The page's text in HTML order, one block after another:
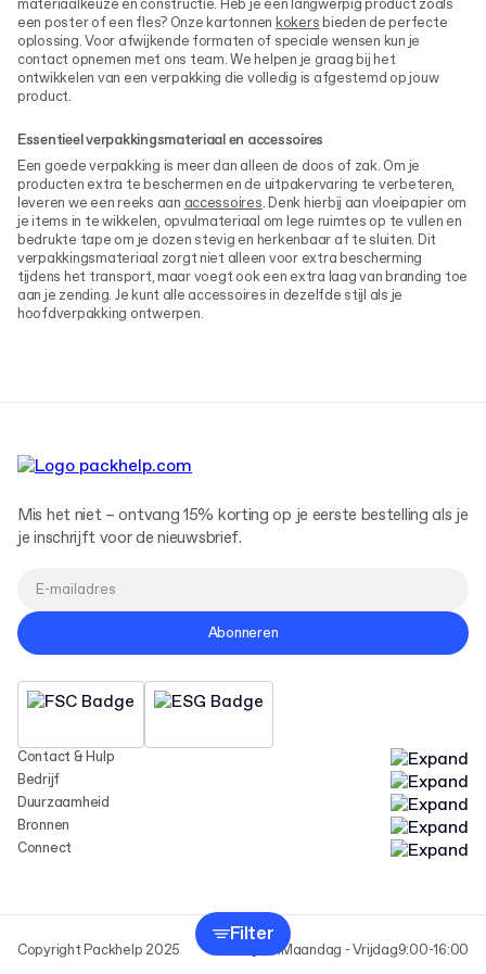
Filter
materiaalkeuze en constructie. Heb je een langwerpig product zoals
een poster of een fles? Onze kartonnen kokersbieden de perfecte
oplossing. Voor afwijkende formaten of speciale wensen kun je
contact opnemen met ons team. We helpen je graag bij het
ontwikkelen van een verpakking die volledig is afgestemd op jouw
product.
Essentieel verpakkingsmateriaal en accessoires
Een goede verpakking is meer dan alleen de doos of zak. Om je
producten extra te beschermen en de uitpakervaring te verbeteren,
leveren we een reeks aan accessoires. Denk hierbij aan vloeipapier om
je items in te wikkelen, opvulmateriaal om lege ruimtes op te vullen en
bedrukte tape om je dozen stevig en herkenbaar af te sluiten. Dit
verpakkingsmateriaal zorgt niet alleen voor extra bescherming
tijdens het transport, maar voegt ook een extra laag van branding toe
aan je zending. Je kunt alle accessoires in dezelfde stijl als je
hoofdverpakking ontwerpen.
Contact & Hulp
Bedrijf
Duurzaamheid
Bronnen
Connect
Mis het niet – ontvang 15% korting op je eerste bestelling als je
je inschrijft voor de nieuwsbrief.
Abonneren
Copyright Packhelp 2025 WerktijdenMaandag - Vrijdag9:00-16:00